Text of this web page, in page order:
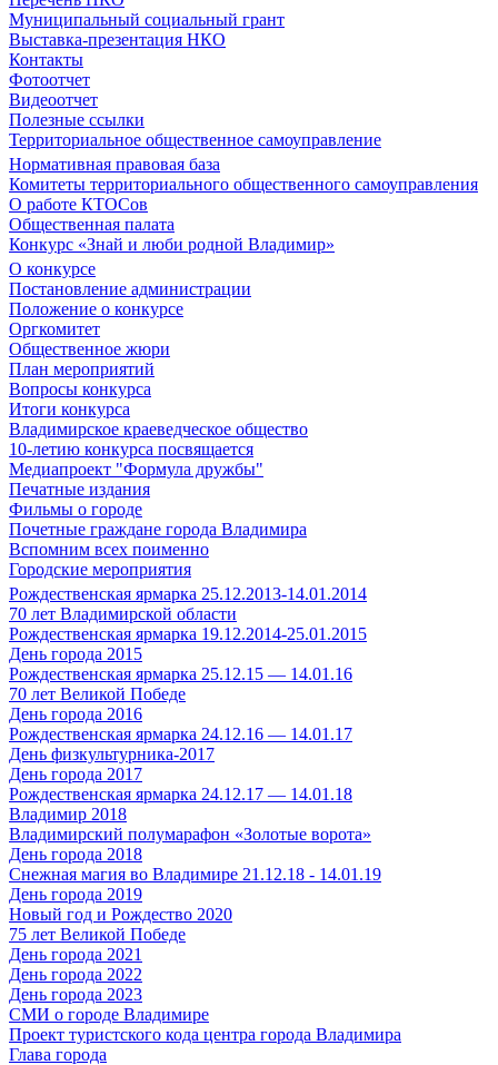
Муниципальный социальный грант
Выставка-презентация НКО
Контакты
Фотоотчет
Видеоотчет
Полезные ссылки
Территориальное общественное самоуправление
Нормативная правовая база
Комитеты территориального общественного самоуправления
О работе КТОСов
Общественная палата
Конкурс «Знай и люби родной Владимир»
О конкурсе
Постановление администрации
Положение о конкурсе
Оргкомитет
Общественное жюри
План мероприятий
Вопросы конкурса
Итоги конкурса
Владимирское краеведческое общество
10-летию конкурса посвящается
Медиапроект "Формула дружбы"
Печатные издания
Фильмы о городе
Почетные граждане города Владимира
Вспомним всех поименно
Городские мероприятия
Рождественская ярмарка 25.12.2013-14.01.2014
70 лет Владимирской области
Рождественская ярмарка 19.12.2014-25.01.2015
День города 2015
Рождественская ярмарка 25.12.15 — 14.01.16
70 лет Великой Победе
День города 2016
Рождественская ярмарка 24.12.16 — 14.01.17
День физкультурника-2017
День города 2017
Рождественская ярмарка 24.12.17 — 14.01.18
Владимир 2018
Владимирский полумарафон «Золотые ворота»
День города 2018
Снежная магия во Владимире 21.12.18 - 14.01.19
День города 2019
Новый год и Рождество 2020
75 лет Великой Победе
День города 2021
День города 2022
День города 2023
СМИ о городе Владимире
Проект туристского кода центра города Владимира
Глава города